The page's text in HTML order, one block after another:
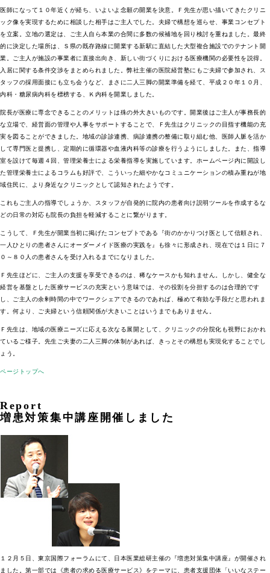
医師になって１０年近くが経ち、いよいよ念願の開業を決意。Ｆ先生が思い描いてきたクリニ
ック像を実現するために相談した相手はご主人でした。夫婦で構想を巡らせ、事業コンセプト
を立案。立地の選定は、ご主人自ら本業の合間に多数の候補地を回り検討を重ねました。最終
的に決定した場所は、Ｓ県の既存路線に開業する新駅に直結した大型複合施設でのテナント開
業。ご主人が施設の事業者に直接出向き、新しい街づくりにおける医療機関の必要性を説得。
入居に関する条件交渉をまとめられました。弊社主催の医院経営塾にもご夫婦で参加され、ス
タッフの採用面接にも立ち会うなど、まさに二人三脚の開業準備を経て、平成２０年１０月、
内科・糖尿病内科を標榜する、Ｋ内科を開業しました。
院長が医療に専念できることのメリットは殊の外大きいものです。開業後はご主人が事務長的
な立場で、経営面の管理や人事をサポートすることで、Ｆ先生はクリニックの目指す機能の充
実を図ることができました。地域の診診連携、病診連携の整備に取り組む他、医師人脈を活か
して専門医と提携し、定期的に循環器や血液内科等の診療を行うようにしました。また、指導
室を設けて毎週４回、管理栄養士による栄養指導を実施しています。ホームページ内に開設し
た管理栄養士によるコラムも好評で、こういった細やかなコミュニケーションの積み重ねが地
域住民に、より身近なクリニックとして認知されたようです。
これもご主人の指導でしょうか、スタッフが自発的に院内の患者向け説明ツールを作成するな
どの日常の対応も院長の負担を軽減することに繋がります。
こうして、Ｆ先生が開業当初に掲げたコンセプトである『街のかかりつけ医として信頼され、
一人ひとりの患者さんにオーダーメイド医療の実践を』も徐々に形成され、現在では１日に７
０～８０人の患者さんを受け入れるまでになりました。
Ｆ先生ほどに、ご主人の支援を享受できるのは、稀なケースかも知れません。しかし、健全な
経営を基盤とした医療サービスの充実という意味では、その役割を分担するのは合理的です
し、ご主人の余剰時間の中でワークシェアできるのであれば、極めて有効な手段だと思われま
す。何より、ご夫婦という信頼関係が大きいことはいうまでもありません。
Ｆ先生は、地域の医療ニーズに応える次なる展開として、クリニックの分院化も視野におかれ
ているご様子。先生ご夫妻の二人三脚の体制があれば、きっとその構想も実現化することでし
ょう。
ページトップへ
Report
増患対策集中講座開催しました
１２月５日、東京国際フォーラムにて、日本医業総研主催の『増患対策集中講座』が開催され
ました。第一部では《患者の求める医療サービス》をテーマに、患者支援団体「いいなステー